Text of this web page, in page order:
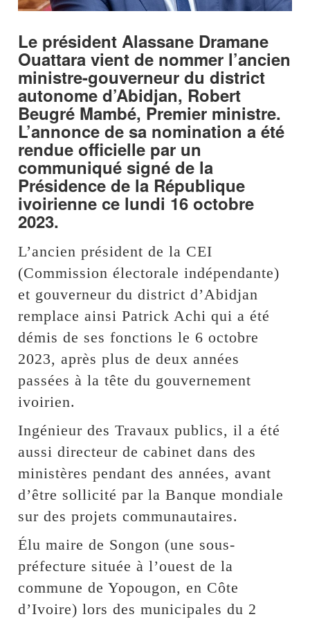
Le président Alassane Dramane
Ouattara vient de nommer l’ancien
ministre-gouverneur du district
autonome d’Abidjan, Robert
Beugré Mambé, Premier ministre.
L’annonce de sa nomination a été
rendue officielle par un
communiqué signé de la
Présidence de la République
ivoirienne ce lundi 16 octobre
2023.
L’ancien président de la CEI
(Commission électorale indépendante)
et gouverneur du district d’Abidjan
remplace ainsi Patrick Achi qui a été
démis de ses fonctions le 6 octobre
2023, après plus de deux années
passées à la tête du gouvernement
ivoirien.
Ingénieur des Travaux publics, il a été
aussi directeur de cabinet dans des
ministères pendant des années, avant
d’être sollicité par la Banque mondiale
sur des projets communautaires.
Élu maire de Songon (une sous-
préfecture située à l’ouest de la
commune de Yopougon, en Côte
d’Ivoire) lors des municipales du 2